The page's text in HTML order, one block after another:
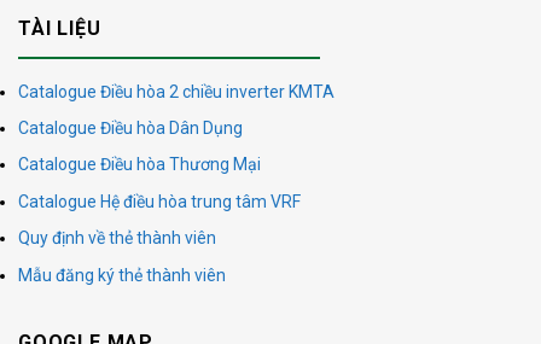
TÀI LIỆU
Catalogue Điều hòa 2 chiều inverter KMTA
Catalogue Điều hòa Dân Dụng
Catalogue Điều hòa Thương Mại
Catalogue Hệ điều hòa trung tâm VRF
Quy định về thẻ thành viên
Mẫu đăng ký thẻ thành viên